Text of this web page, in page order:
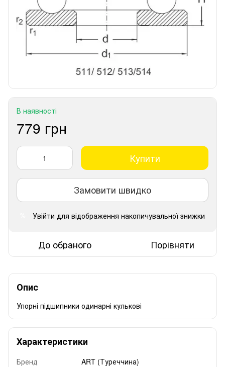
В наявності
779 грн
Купити
Замовити швидко
Увійти для відображення накопичувальної знижки
До обраного Порівняти
Опис
Упорні підшипники одинарні кулькові
Характеристики
Бренд
ART (Туреччина)